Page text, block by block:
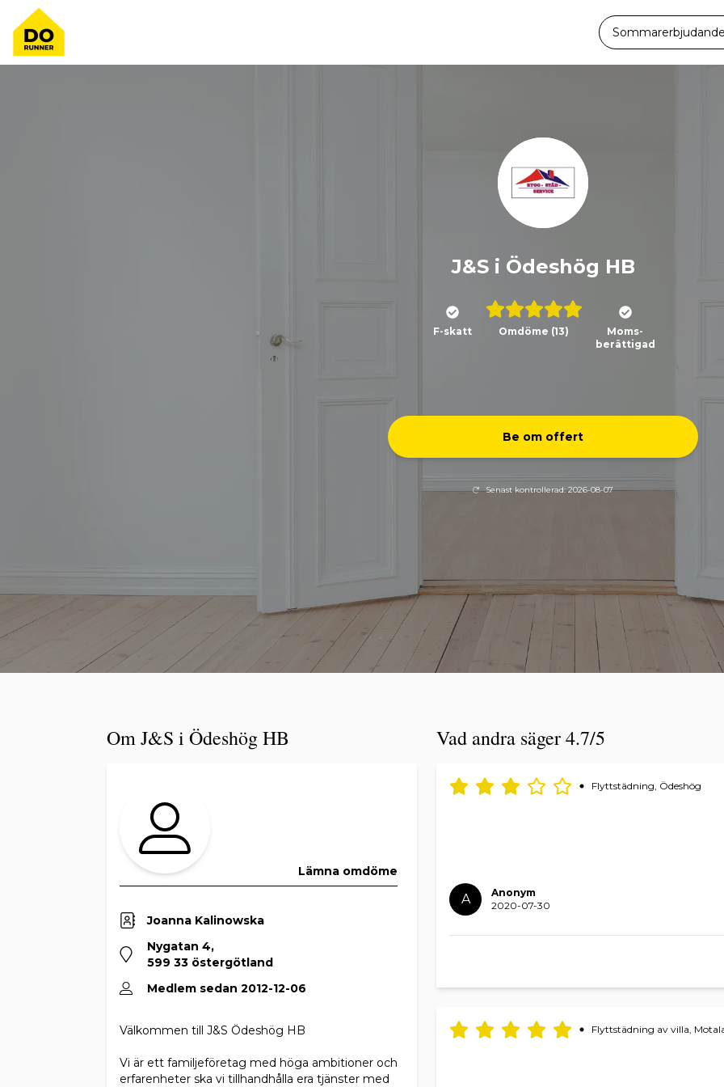
J&S i Ödeshög HB
F-skatt Omdöme (13)
Moms-
berättigad
Be om offert
Senast kontrollerad: 2026-08-07
Om J&S i Ödeshög HB
Lämna omdöme
Joanna Kalinowska
Nygatan 4,
599 33 östergötland
Medlem sedan 2012-12-06
Välkommen till J&S Ödeshög HB
Vi är ett familjeföretag med höga ambitioner och
erfarenheter ska vi tillhandhålla era tjänster med
Vad andra säger 4.7/5
Flyttstädning, Ödeshög
A
Anonym
2020-07-30
Flyttstädning av villa,